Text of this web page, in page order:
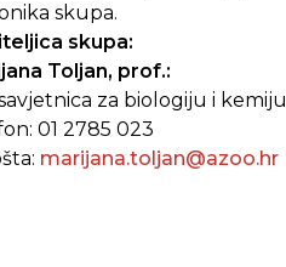
skupa.
skupa:
Toljan, prof.:
za biologiju i kemiju
01 2785 023
marijana.toljan@azoo.hr